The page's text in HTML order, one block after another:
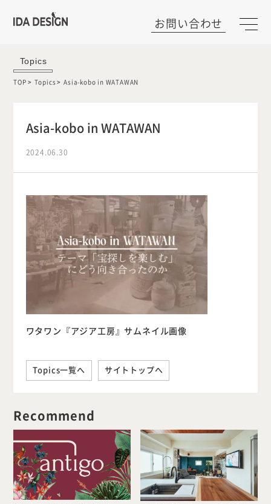
お問い合わせ
Topics
TOP Topics Asia-kobo in WATAWAN
Asia-kobo in WATAWAN
2024.06.30
ワタワン『アジア工房』サムネイル画像
Topics一覧へ サイトトップへ
Recommend